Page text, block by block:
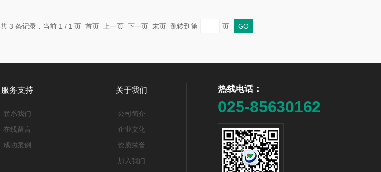
共 3 条记录，当前 1 / 1 页 首页 上一页 下一页 末页 跳转到第 页
热线电话：
025-85630162
服务支持
联系我们
在线留言
成功案例
关于我们
公司简介
企业文化
资质荣誉
加入我们